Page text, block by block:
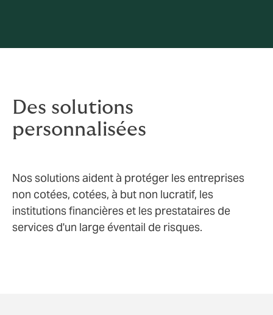
Des solutions
personnalisées
Nos solutions aident à protéger les entreprises
non cotées, cotées, à but non lucratif, les
institutions financières et les prestataires de
services d'un large éventail de risques.